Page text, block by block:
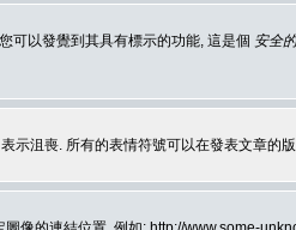
可以發覺到其具有標示的功能, 這是個 安全的
示沮喪. 所有的表情符號可以在發表文章